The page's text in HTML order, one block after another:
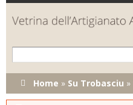
Skip to
main
content
Tu sei qui
Home » Su Trobasciu »